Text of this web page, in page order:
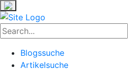
Blogssuche
Artikelsuche